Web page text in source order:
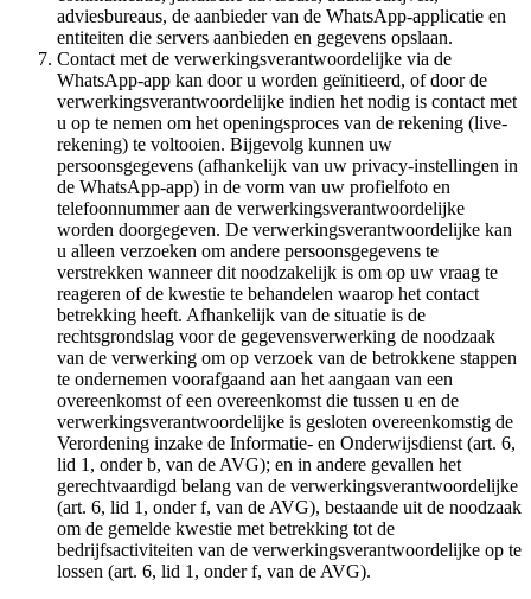
adviesbureaus, de aanbieder van de WhatsApp-applicatie en
entiteiten die servers aanbieden en gegevens opslaan.
Contact met de verwerkingsverantwoordelijke via de
WhatsApp-app kan door u worden geïnitieerd, of door de
verwerkingsverantwoordelijke indien het nodig is contact met
u op te nemen om het openingsproces van de rekening (live-
rekening) te voltooien. Bijgevolg kunnen uw
persoonsgegevens (afhankelijk van uw privacy-instellingen in
de WhatsApp-app) in de vorm van uw profielfoto en
telefoonnummer aan de verwerkingsverantwoordelijke
worden doorgegeven. De verwerkingsverantwoordelijke kan
u alleen verzoeken om andere persoonsgegevens te
verstrekken wanneer dit noodzakelijk is om op uw vraag te
reageren of de kwestie te behandelen waarop het contact
betrekking heeft. Afhankelijk van de situatie is de
rechtsgrondslag voor de gegevensverwerking de noodzaak
van de verwerking om op verzoek van de betrokkene stappen
te ondernemen voorafgaand aan het aangaan van een
overeenkomst of een overeenkomst die tussen u en de
verwerkingsverantwoordelijke is gesloten overeenkomstig de
Verordening inzake de Informatie- en Onderwijsdienst (art. 6,
lid 1, onder b, van de AVG); en in andere gevallen het
gerechtvaardigd belang van de verwerkingsverantwoordelijke
(art. 6, lid 1, onder f, van de AVG), bestaande uit de noodzaak
om de gemelde kwestie met betrekking tot de
bedrijfsactiviteiten van de verwerkingsverantwoordelijke op te
lossen (art. 6, lid 1, onder f, van de AVG).